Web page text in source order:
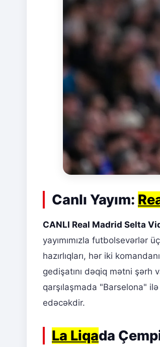
Canlı Yayım:
CANLI Real Madrid Selta
yayımımızla futbolsevərlər
hazırlıqları, hər iki
gedişatını dəqiq mətni şərh
qarşılaşmada "Barselona"
edəcəkdir.
La Liqada